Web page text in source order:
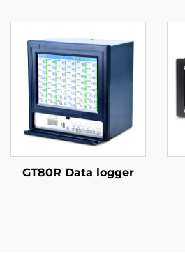
GT80R Data logger